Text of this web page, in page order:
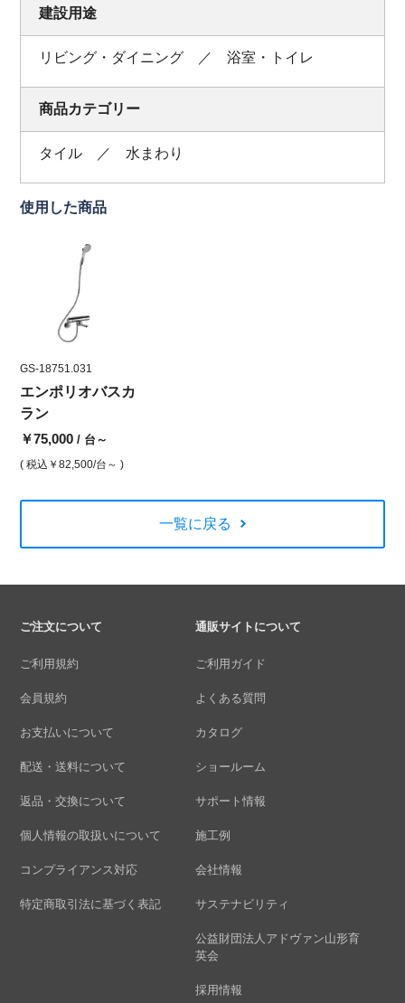
建設用途
リビング・ダイニング ／ 浴室・トイレ
商品カテゴリー
タイル ／ 水まわり
使用した商品
GS-18751.031
エンポリオバスカ
ラン
￥75,000/ 台～
( 税込 ￥82,500/台～ )
一覧に戻る
ご注文について
ご利用規約
会員規約
お支払いについて
配送・送料について
返品・交換について
個人情報の取扱いについて
コンプライアンス対応
特定商取引法に基づく表記
通販サイトについて
ご利用ガイド
よくある質問
カタログ
ショールーム
サポート情報
施工例
会社情報
サステナビリティ
公益財団法人アドヴァン山形育
英会
採用情報